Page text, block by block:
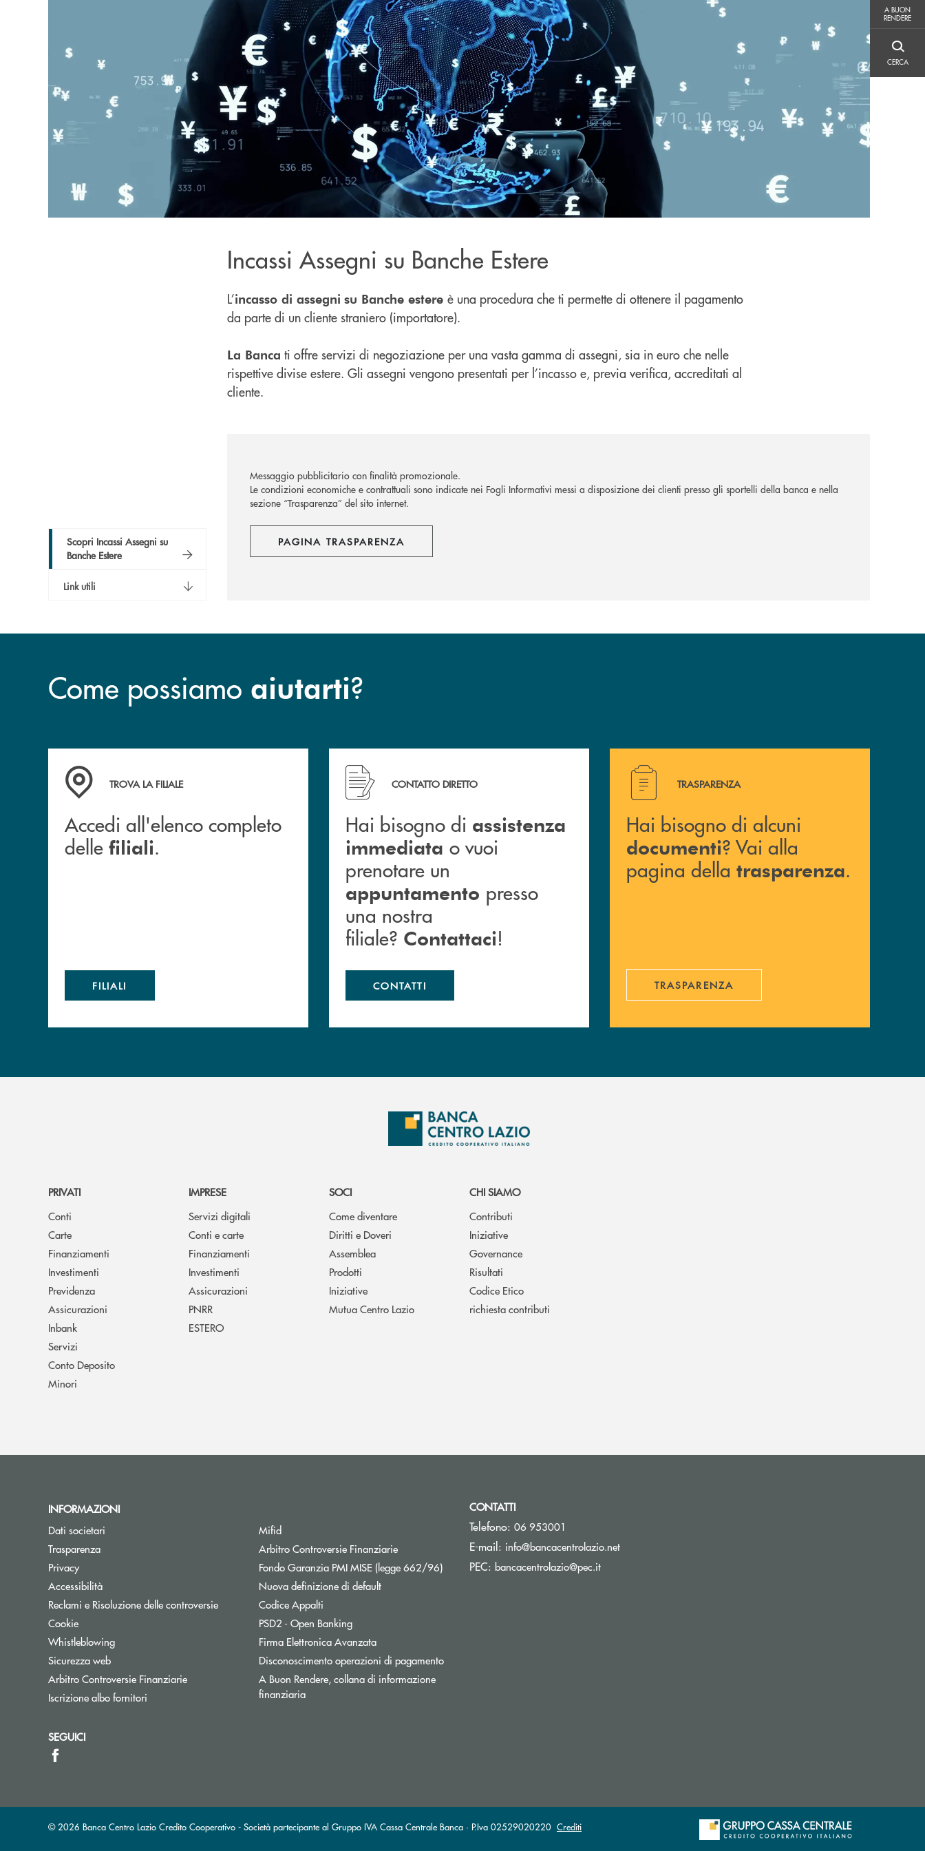
A BUON
RENDERE
CERCA
CERCA
Scopri Incassi Assegni su
Banche Estere
Link utili
Incassi Assegni su Banche Estere
L’incasso di assegni su Banche estere è una procedura che ti permette di ottenere il pagamento
da parte di un cliente straniero (importatore).
La Banca ti offre servizi di negoziazione per una vasta gamma di assegni, sia in euro che nelle
rispettive divise estere. Gli assegni vengono presentati per l’incasso e, previa verifica, accreditati al
cliente.
Messaggio pubblicitario con finalità promozionale.
Le condizioni economiche e contrattuali sono indicate nei Fogli Informativi messi a disposizione dei clienti presso gli sportelli della banca e nella
sezione “Trasparenza” del sito internet.
PAGINA TRASPARENZA
Come possiamo aiutarti?
Accedi all'elenco completo delle filiali .
TROVA LA FILIALE
Accedi all'elenco completo
delle filiali.
FILIALI
Hai bisogno di assistenza immediata o vuoi prenotare un appuntamento presso una nostra filiale? Contattaci !
CONTATTO DIRETTO
Hai bisogno di assistenza
immediata o vuoi
prenotare un
appuntamento presso
una nostra
filiale? Contattaci!
CONTATTI
Hai bisogno di alcuni documenti ? Vai alla pagina della
TRASPARENZA
Hai bisogno di alcuni
documenti? Vai alla
pagina della trasparenza.
TRASPARENZA
PRIVATI
Conti
Carte
Finanziamenti
Investimenti
Previdenza
Assicurazioni
Inbank
Servizi
Conto Deposito
Minori
IMPRESE
Servizi digitali
Conti e carte
Finanziamenti
Investimenti
Assicurazioni
PNRR
ESTERO
SOCI
Come diventare
Diritti e Doveri
Assemblea
Prodotti
Iniziative
Mutua Centro Lazio
CHI SIAMO
Contributi
Iniziative
Governance
Risultati
Codice Etico
richiesta contributi
INFORMAZIONI
Dati societari
Trasparenza
Privacy
Accessibilità
Reclami e Risoluzione delle controversie
Cookie
Whistleblowing
Sicurezza web
Arbitro Controversie Finanziarie
Iscrizione albo fornitori
Mifid
Arbitro Controversie FinanziarieApre una nuova finestra
Fondo Garanzia PMI MISE (legge 662/96)Apre una nuova finestra
Nuova definizione di default
Codice Appalti
PSD2 - Open Banking
Firma Elettronica Avanzata
Disconoscimento operazioni di pagamento
A Buon Rendere, collana di informazione
finanziaria
CONTATTI
Telefono: 06 953001
E-mail: info@bancacentrolazio.net(si apre l’app di posta elettronica)
PEC: bancacentrolazio@pec.it(si apre l’app di posta elettronica)
SEGUICI
© 2026 Banca Centro Lazio Credito Cooperativo - Società partecipante al Gruppo IVA Cassa Centrale Banca · P.Iva 02529020220 Crediti